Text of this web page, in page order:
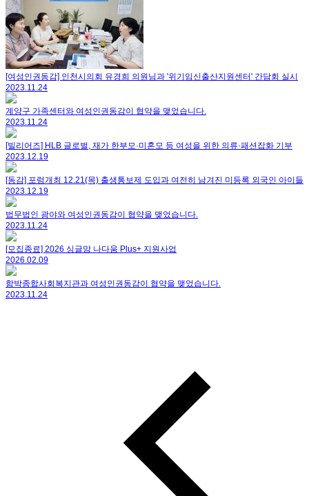
[여성인권동감] 인천시의회 유경희 의원님과 '위기임신출산지원센터' 간담회 실시
2023.11.24
계양구 가족센터와 여성인권동감이 협약을 맺었습니다.
2023.11.24
[빌리어즈] HLB 글로벌, 재가 한부모·미혼모 등 여성을 위한 의류·패션잡화 기부
2023.12.19
[동감] 포럼개최 12.21(목) 출생통보제 도입과 여전히 남겨진 미등록 외국인 아이들
2023.12.19
법무법인 광야와 여성인권동감이 협약을 맺었습니다.
2023.11.24
[모집종료] 2026 싱글맘 나다움 Plus+ 지원사업
2026.02.09
함박종합사회복지관과 여성인권동감이 협약을 맺었습니다.
2023.11.24